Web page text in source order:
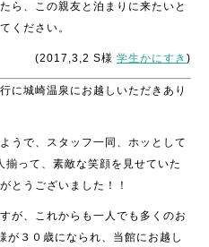
ら、この親友と泊まりに来たいと
ください。
(2017,3,2 S様 学生かにすき )
に城崎温泉にお越しいただきあり
うで、スタッフ一同、ホッとして
揃って、素敵な笑顔を見せていた
とうございました！！
が、これからも一人でも多くのお
が３０歳になられ、当館にお越し